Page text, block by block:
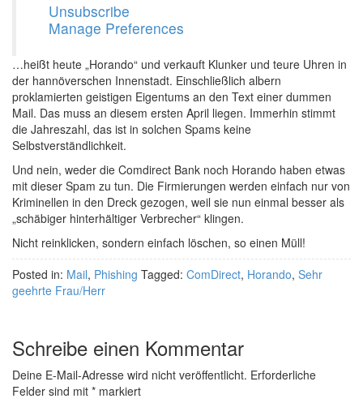
Unsubscribe
Manage Preferences
…heißt heute „Horando“ und verkauft Klunker und teure Uhren in
der hannöverschen Innenstadt. Einschließlich albern
proklamierten geistigen Eigentums an den Text einer dummen
Mail. Das muss an diesem ersten April liegen. Immerhin stimmt
die Jahreszahl, das ist in solchen Spams keine
Selbstverständlichkeit.
Und nein, weder die Comdirect Bank noch Horando haben etwas
mit dieser Spam zu tun. Die Firmierungen werden einfach nur von
Kriminellen in den Dreck gezogen, weil sie nun einmal besser als
„schäbiger hinterhältiger Verbrecher“ klingen.
Nicht reinklicken, sondern einfach löschen, so einen Müll!
Posted in: Mail, Phishing Tagged: ComDirect, Horando, Sehr
geehrte Frau/Herr
Schreibe einen Kommentar
Deine E-Mail-Adresse wird nicht veröffentlicht. Erforderliche
Felder sind mit * markiert